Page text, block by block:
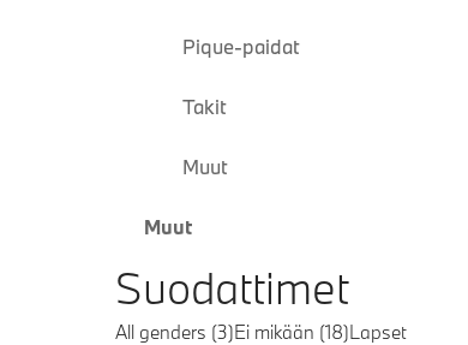
Pique-paidat
Takit
Muut
Muut
Suodattimet
All genders (3)Ei mikään (18)Lapset